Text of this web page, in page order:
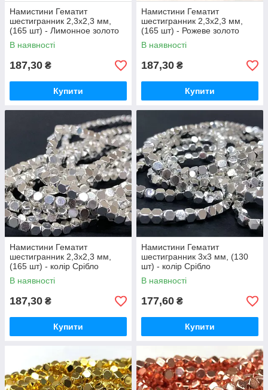
Намистини Гематит
шестигранник 2,3х2,3 мм,
(165 шт) - Лимонное золото
В наявності
187,30 ₴
Купити
Намистини Гематит
шестигранник 2,3х2,3 мм,
(165 шт) - Рожеве золото
В наявності
187,30 ₴
Купити
Намистини Гематит
шестигранник 2,3х2,3 мм,
(165 шт) - колір Срібло
В наявності
187,30 ₴
Купити
Намистини Гематит
шестигранник 3х3 мм, (130
шт) - колір Срібло
В наявності
177,60 ₴
Купити